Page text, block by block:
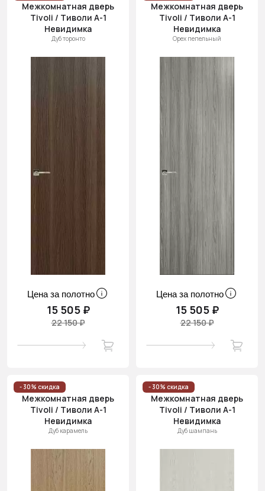
Межкомнатная дверь
Tivoli / Тиволи А-1
Невидимка
Дуб торонто
Цена за полотно
15 505 ₽
22 150 ₽
Межкомнатная дверь
Tivoli / Тиволи А-1
Невидимка
Орех пепельный
Цена за полотно
15 505 ₽
22 150 ₽
- 30% скидка
Межкомнатная дверь
Tivoli / Тиволи А-1
Невидимка
Дуб карамель
- 30% скидка
Межкомнатная дверь
Tivoli / Тиволи А-1
Невидимка
Дуб шампань